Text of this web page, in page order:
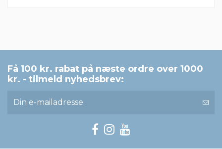
Få 100 kr. rabat på næste ordre over 1000
kr. - tilmeld nyhedsbrev: